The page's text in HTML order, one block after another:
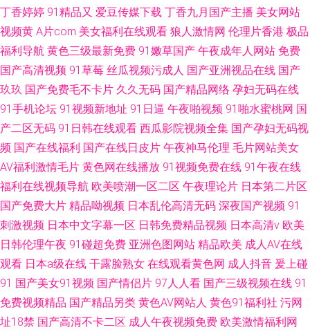
丁香婷婷 91精品又 爱豆传媒下载 丁香九月国产主播 美女网站
视频黄 A片com 美女福利在线观看 狼人激情网 伦理片香港 极品
福利导航 黄色三级最新免费 91嫩草国产 午夜成年人网站 免费
国产高清视频 91草莓 丝瓜视频污成人 国产亚洲视品在线 国产
玖玖 国产免费毛不卡片 久久无码 国产精品网络 孕妇无码在线
91手机论坛 91视频新地址 91日逼 午夜啪视频 91啪水蜜桃网 国
产二区无码 91日韩在线观看 西瓜影院视频全集 国产孕妇无码视
频 国产在线福利 国产在线日皮片 午夜神马伦理 毛片网站美女
AV福利激情毛片 黄色网在线播放 91视频免费在线 91午夜在线
福利在线视频导航 欧美喷潮一区二区 午夜理论片 日本第二片区
国产免费大片 精品呦视频 日本乱伦高清无码 深夜国产视频 91
刺激视频 日本中文字幕一区 日韩免费精品视频 日本高清v 欧美
日韩伦理午夜 91碰超免费 亚洲色图网站 精品欧美 成人AV在线
观看 日本a级在线 干露脸熟女 在线观看黄色网 成人抖音 爰上碰
91 国产美女91视频 国产情侣片 97人人看 国产三级视频在线 91
免费视频精品 国产精品另类 黄色AV网站人 黄色91福利社 污网
址18禁 国产高清不卡二区 成人午夜视频免费 欧美激情福利网